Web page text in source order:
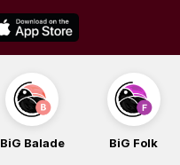
BiG Balade BiG Folk